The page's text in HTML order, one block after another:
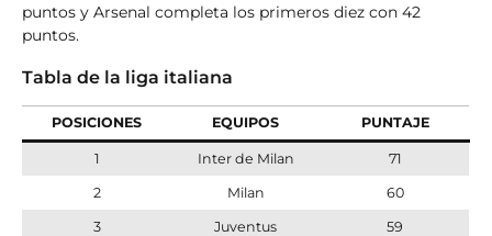
puntos y Arsenal completa los primeros diez con 42
puntos.
Tabla de la liga italiana
POSICIONES EQUIPOS PUNTAJE
1 Inter de Milan 71
2 Milan 60
3 Juventus 59